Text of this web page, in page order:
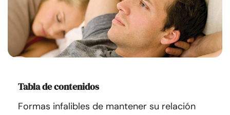
Ayuda
Cursos
Comunidad
Tabla de contenidos
Formas infalibles de mantener su relación